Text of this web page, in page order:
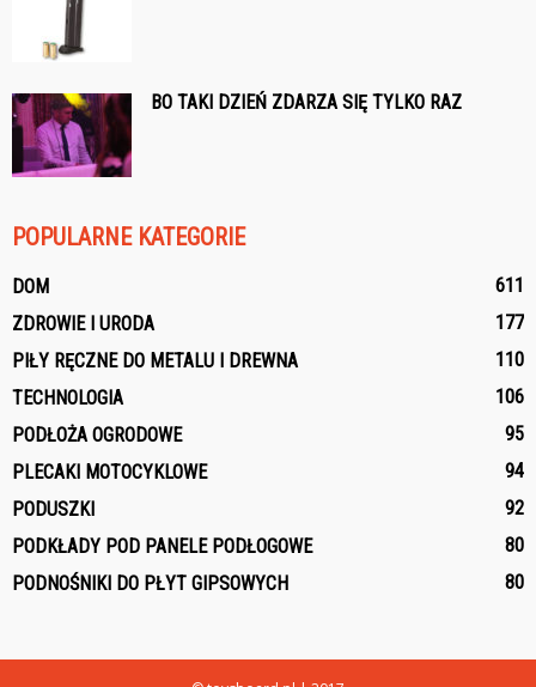
BO TAKI DZIEŃ ZDARZA SIĘ TYLKO RAZ
POPULARNE KATEGORIE
DOM
611
ZDROWIE I URODA
177
PIŁY RĘCZNE DO METALU I DREWNA
110
TECHNOLOGIA
106
PODŁOŻA OGRODOWE
95
PLECAKI MOTOCYKLOWE
94
PODUSZKI
92
PODKŁADY POD PANELE PODŁOGOWE
80
PODNOŚNIKI DO PŁYT GIPSOWYCH
80